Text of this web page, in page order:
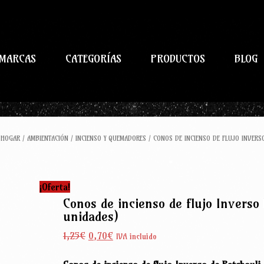
CATEGORÍAS PRODUCTOS BLOG
HOGAR/AMBIENTACIÓN / INCIENSO Y QUEMADORES / CONOS DE INCIENSO DE FLUJO
¡Oferta!
Conos de incienso de flujo Inverso
unidades)
1,25€ El
0,70€ElIVA incluido